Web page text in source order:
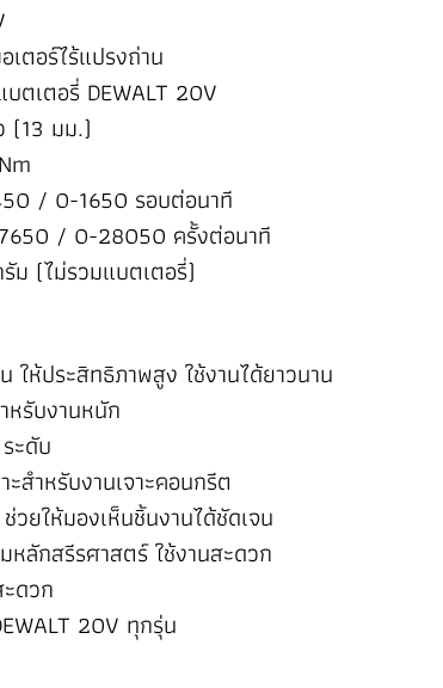
เตอร์ไร้แปรงถ่าน
ตเตอรี่ DEWALT 20V
(13 มม.)
/ 0-1650 รอบต่อนาที
/ 0-28050 ครั้งต่อนาที
ม (ไม่รวมแบตเตอรี่)
ให้ประสิทธิภาพสูง ใช้งานได้ยาวนาน
หรับงานหนัก
ะดับ
สำหรับงานเจาะคอนกรีต
วยให้มองเห็นชิ้นงานได้ชัดเจน
ลักสรีรศาสตร์ ใช้งานสะดวก
ดวก
20V ทุกรุ่น